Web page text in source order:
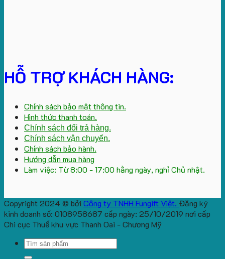
HỖ TRỢ KHÁCH HÀNG:
Chính sách bảo mật thông tin.
Hình thức thanh toán.
Chính sách đổi trả hàng.
Chính sách vận chuyển.
Chính sách bảo hành.
Hướng dẫn mua hàng
Làm việc: Từ 8:00 - 17:00 hằng ngày, nghỉ Chủ nhật.
Copyright 2024 © bởi Công ty TNHH Fungift Việt. Đăng ký
kinh doanh số: 0108958687 cấp ngày: 25/10/2019 nơi cấp
Chi cục Thuế khu vực Thanh Oai - Chương Mỹ
Search